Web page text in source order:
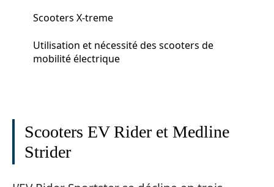
Scooters X-treme
Utilisation et nécessité des scooters de
mobilité électrique
Scooters EV Rider et Medline
Strider